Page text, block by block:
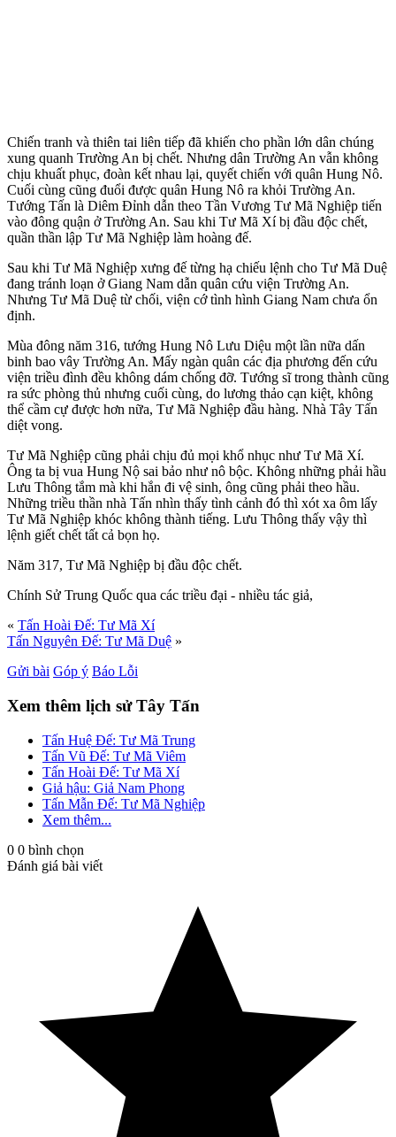
Chiến tranh và thiên tai liên tiếp đã khiến cho phần lớn dân chúng
xung quanh Trường An bị chết. Nhưng dân Trường An vẫn không
chịu khuất phục, đoàn kết nhau lại, quyết chiến với quân Hung Nô.
Cuối cùng cũng đuổi được quân Hung Nô ra khỏi Trường An.
Tướng Tấn là Diêm Đỉnh dẫn theo Tần Vương Tư Mã Nghiệp tiến
vào đông quận ở Trường An. Sau khi Tư Mã Xí bị đầu độc chết,
quần thần lập Tư Mã Nghiệp làm hoàng đế.
Sau khi Tư Mã Nghiệp xưng đế từng hạ chiếu lệnh cho Tư Mã Duệ
đang tránh loạn ở Giang Nam dẫn quân cứu viện Trường An.
Nhưng Tư Mã Duệ từ chối, viện cớ tình hình Giang Nam chưa ổn
định.
Mùa đông năm 316, tướng Hung Nô Lưu Diệu một lần nữa dấn
binh bao vây Trường An. Mấy ngàn quân các địa phương đến cứu
viện triều đình đều không dám chống đỡ. Tướng sĩ trong thành cũng
ra sức phòng thủ nhưng cuối cùng, do lương thảo cạn kiệt, không
thể cầm cự được hơn nữa, Tư Mã Nghiệp đầu hàng. Nhà Tây Tấn
diệt vong.
Tư Mã Nghiệp cũng phải chịu đủ mọi khổ nhục như Tư Mã Xí.
Ông ta bị vua Hung Nộ sai bảo như nô bộc. Không những phải hầu
Lưu Thông tắm mà khi hắn đi vệ sinh, ông cũng phải theo hầu.
Những triều thần nhà Tấn nhìn thấy tình cảnh đó thì xót xa ôm lấy
Tư Mã Nghiệp khóc không thành tiếng. Lưu Thông thấy vậy thì
lệnh giết chết tất cả bọn họ.
Năm 317, Tư Mã Nghiệp bị đầu độc chết.
Chính Sử Trung Quốc qua các triều đại - nhiều tác giả,
« Tấn Hoài Đế: Tư Mã Xí
Tấn Nguyên Đế: Tư Mã Duệ »
Gửi bài Góp ý Báo Lỗi
Xem thêm lịch sử Tây Tấn
Tấn Huệ Đế: Tư Mã Trung
Tấn Vũ Đế: Tư Mã Viêm
Tấn Hoài Đế: Tư Mã Xí
Giả hậu: Giả Nam Phong
Tấn Mẫn Đế: Tư Mã Nghiệp
Xem thêm...
0 0 bình chọn
Đánh giá bài viết